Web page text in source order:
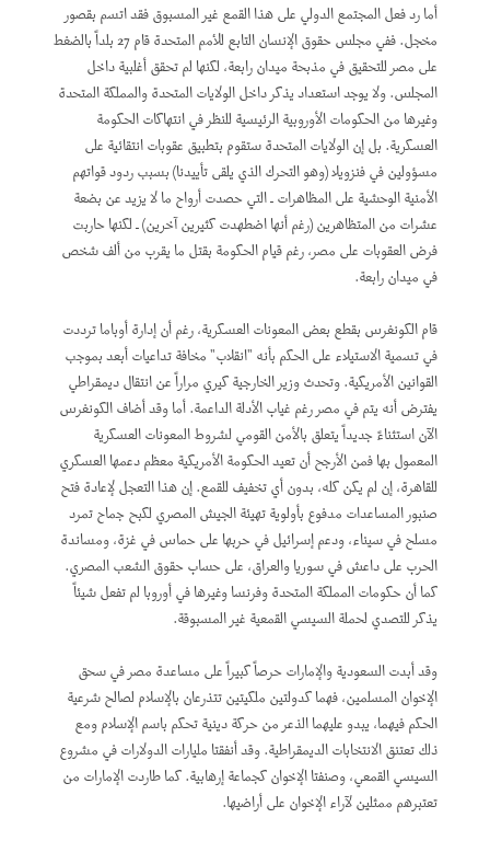
أما رد فعل المجتمع الدولي على هذا القمع غير المسبوق فقد اتسم بقصور
مخجل. ففي مجلس حقوق الإنسان التابع للأمم المتحدة قام 27 بلداً بالضغط
على مصر للتحقيق في مذبحة ميدان رابعة، لكنها لم تحقق أغلبية داخل
المجلس. ولا يوجد استعداد يذكر داخل الولايات المتحدة والمملكة المتحدة
وغيرها من الحكومات الأوروبية الرئيسية للنظر في انتهاكات الحكومة
العسكرية. بل إن الولايات المتحدة ستقوم بتطبيق عقوبات انتقائية على
مسؤولين في فنزويلا (وهو التحرك الذي يلقى تأييدنا) بسبب ردود قواتهم
الأمنية الوحشية على المظاهرات ـ التي حصدت أرواح ما لا يزيد عن بضعة
عشرات من المتظاهرين (رغم أنها اضطهدت كثيرين آخرين) ـ لكنها حاربت
فرض العقوبات على مصر، رغم قيام الحكومة بقتل ما يقرب من ألف شخص
في ميدان رابعة.
قام الكونغرس بقطع بعض المعونات العسكرية، رغم أن إدارة أوباما ترددت
في تسمية الاستيلاء على الحكم بأنه "انقلاب" مخافة تداعيات أبعد بموجب
القوانين الأمريكية. وتحدث وزير الخارجية كيري مراراً عن انتقال ديمقراطي
يفترض أنه يتم في مصر رغم غياب الأدلة الداعمة. أما وقد أضاف الكونغرس
الآن استثناءً جديداً يتعلق بالأمن القومي لشروط المعونات العسكرية
المعمول بها فمن الأرجح أن تعيد الحكومة الأمريكية معظم دعمها العسكري
للقاهرة، إن لم يكن كله، بدون أي تخفيف للقمع. إن هذا التعجل لإعادة فتح
صنبور المساعدات مدفوع بأولوية تهيئة الجيش المصري لكبح جماح تمرد
مسلح في سيناء، ودعم إسرائيل في حربها على حماس في غزة، ومساندة
الحرب على داعش في سوريا والعراق، على حساب حقوق الشعب المصري.
كما أن حكومات المملكة المتحدة وفرنسا وغيرها في أوروبا لم تفعل شيئاً
يذكر للتصدي لحملة السيسي القمعية غير المسبوقة.
وقد أبدت السعودية والإمارات حرصاً كبيراً على مساعدة مصر في سحق
الإخوان المسلمين، فهما كدولتين ملكيتين تتذرعان بالإسلام لصالح شرعية
الحكم فيهما، يبدو عليهما الذعر من حركة دينية تحكم باسم الإسلام ومع
ذلك تعتنق الانتخابات الديمقراطية. وقد أنفقتا مليارات الدولارات في مشروع
السيسي القمعي، وصنفتا الإخوان كجماعة إرهابية. كما طاردت الإمارات من
تعتبرهم ممثلين لآراء الإخوان على أراضيها.